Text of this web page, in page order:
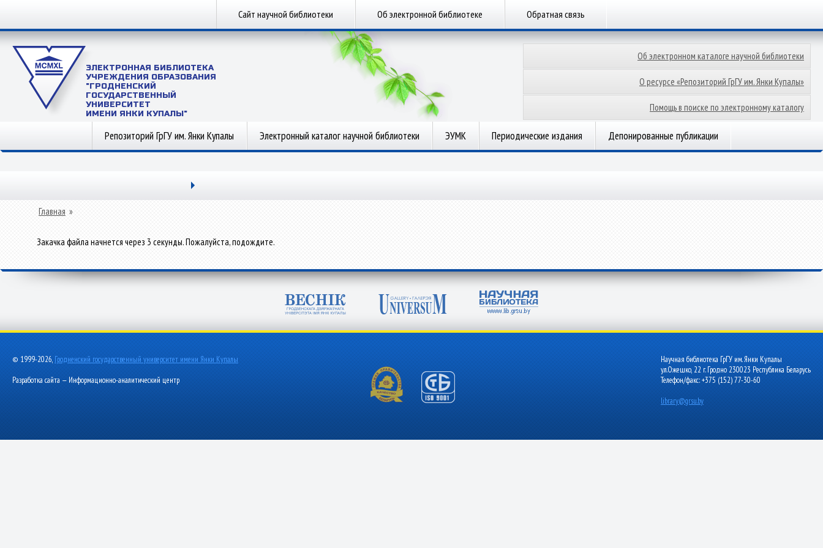
Сайт научной библиотеки Об электронной библиотеке Обратная связь
ЭЛЕКТРОННАЯ БИБЛИОТЕКА
УЧРЕЖДЕНИЯ ОБРАЗОВАНИЯ
"ГРОДНЕНСКИЙ
ГОСУДАРСТВЕННЫЙ
УНИВЕРСИТЕТ
ИМЕНИ ЯНКИ КУПАЛЫ"
Об электронном каталоге научной библиотеки
О ресурсе «Репозиторий ГрГУ им. Янки Купалы»
Помощь в поиске по электронному каталогу
Репозиторий ГрГУ им. Янки Купалы Электронный каталог научной библиотеки ЭУМК Периодические издания Депонированные публикации
Главная »
Закачка файла начнется через 3 секунды. Пожалуйста, подождите.
© 1999-2026, Гродненский государственный университет имени Янки Купалы
Разработка сайта — Информационно-аналитический центр
Научная библиотека ГрГУ им. Янки Купалы
ул.Ожешко, 22 г. Гродно 230023 Республика Беларусь
Телефон/факс: +375 (152) 77-30-60
library@grsu.by